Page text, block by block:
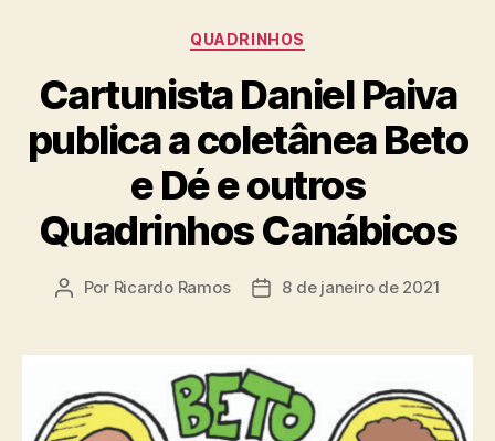
Categorias
QUADRINHOS
Cartunista Daniel Paiva
publica a coletânea Beto
e Dé e outros
Quadrinhos Canábicos
Autor
Por Ricardo Ramos
Data8 de janeiro de 2021